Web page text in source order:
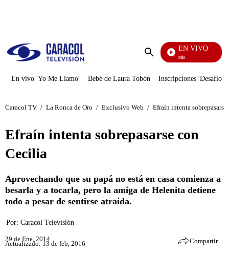
Enviar
EN VIVO
También Caerás
En vivo 'Yo Me Llamo' Bebé de Laura Tobón Inscripciones 'Desafío'
Caracol TV / La Ronca de Oro / Exclusivo Web / Efraín intenta
Efraín intenta sobrepasarse con
Cecilia
Aprovechando que su papá no está en casa comienza a
besarla y a tocarla, pero la amiga de Helenita detiene
todo a pesar de sentirse atraída.
Por: Caracol Televisión
29 de Ene, 2014
Actualizado: 13 de feb, 2016 Compartir